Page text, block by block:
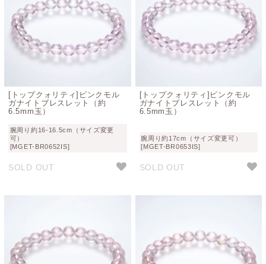
[トップクォリティ]ピンクモル
ガナイトブレスレット（約
6.5mm玉）
腕周り約16-16.5cm（サイズ変更
可）
[MGET-BR0652IS]
SOLD OUT
[トップクォリティ]ピンクモル
ガナイトブレスレット（約
6.5mm玉）
腕周り約17cm（サイズ変更可）
[MGET-BR0653IS]
SOLD OUT